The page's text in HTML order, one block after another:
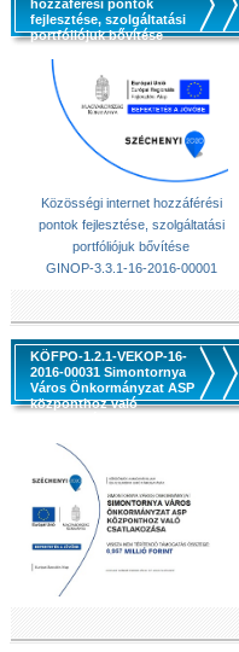
hozzáférési pontok
fejlesztése, szolgáltatási
portfóliójuk bővítése
Közösségi internet hozzáférési
pontok fejlesztése, szolgáltatási
portfóliójuk bővítése
GINOP-3.3.1-16-2016-00001
KÖFPO-1.2.1-VEKOP-16-
2016-00031 Simontornya
Város Önkormányzat ASP
központhoz való